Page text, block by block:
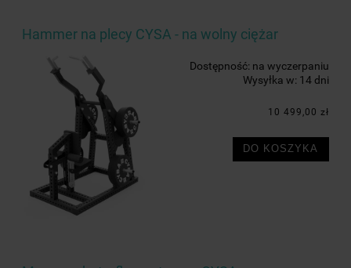
Hammer na plecy CYSA - na wolny ciężar
Dostępność: na wyczerpaniu
Wysyłka w: 14 dni
10 499,00 zł
DO KOSZYKA